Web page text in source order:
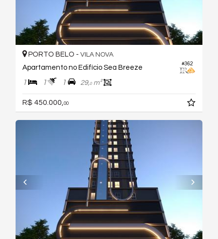
#362
PORTO BELO - VILA NOVA
Apartamento no Edifício Sea Breeze
1 1 1 29,0m²
R$ 450.000, 00